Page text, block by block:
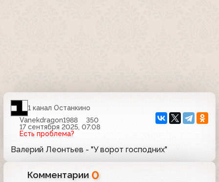
1 канал Останкино
Vanekdragon1988
350
17 сентября 2025, 07:08
Есть проблема?
Валерий Леонтьев - "У ворот господних"
Комментарии 0